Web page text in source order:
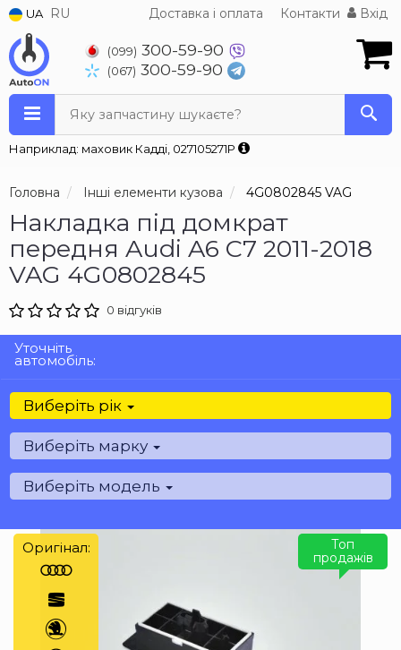
UA RU Доставка і оплата Контакти Вхід
(099) 300-59-90
(067) 300-59-90
Яку запчастину шукаєте?
Наприклад: маховик Кадді, 027105271P
Головна Інші елементи кузова 4G0802845 VAG
Накладка під домкрат
передня Audi A6 C7 2011-2018
VAG 4G0802845
0 відгуків
Уточніть
автомобіль:
Виберіть рік
Виберіть марку
Виберіть модель
Топ
продажів
Оригінал: